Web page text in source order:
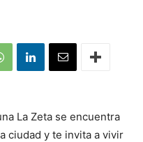
La Zeta se encuentra
ciudad y te invita a vivir